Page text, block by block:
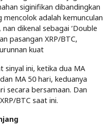
siginifikan dibandingkan
adalah kemunculan
dikenal sebagai ‘Double
pasangan XRP/BTC,
kuat
sinyal ini, ketika dua MA
MA 50 hari, keduanya
secara bersamaan. Dan
BTC saat ini.